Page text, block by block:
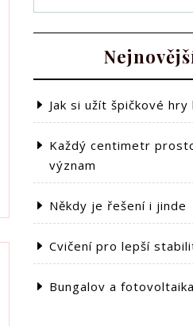
Jak si užít špičkové
Každý centimetr
význam
Někdy je řešení i jinde
Cvičení pro lepší
Bungalov a fotovoltaika